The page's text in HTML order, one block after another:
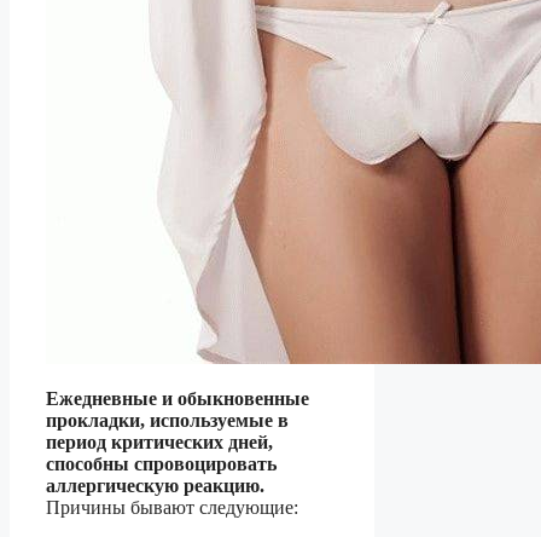
Ежедневные и обыкновенные
прокладки, используемые в
период критических дней,
способны спровоцировать
аллергическую реакцию.
Причины бывают следующие: